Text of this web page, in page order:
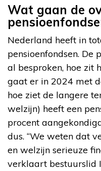
Wat gaan de
Nederland heeft in
pensioenfondsen. De
al besproken, hoe zit
gaat er in 2024 met
hoe ziet de langere
welzijn) heeft een
procent
dus. “We weten dat
en welzijn serieuze
verklaart bestuurslid